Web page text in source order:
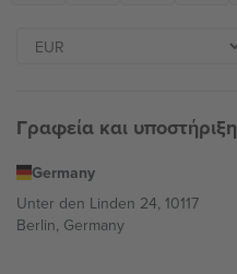
Γραφεία και υποστήριξη
Germany
Unter den Linden 24, 10117
Berlin, Germany